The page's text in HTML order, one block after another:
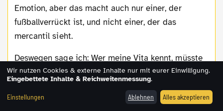
Emotion, aber das macht auch nur einer, der
fußballverrückt ist, und nicht einer, der das
mercantil sieht.
Deswegen sage ich: Wer meine Vita kennt, müsste
wissen: Das ist ein Fußballbekloppter und das ist
dessen erste Motivation!
Wir nutzen Cookies & externe Inhalte nur mit eurer Einwilligung.
Eingebettete Inhalte & Reichweitenmessung.
Einstellungen Ablehnen Alles akzeptieren